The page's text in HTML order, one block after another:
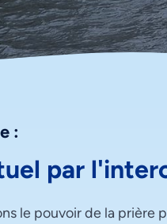
:
par
le pouvoir de la